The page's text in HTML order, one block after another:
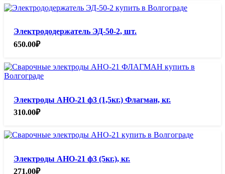
Электрододержатель ЭД-50-2, шт.
650.00₽
Электроды АНО-21 ф3 (1,5кг.) Флагман, кг.
310.00₽
Электроды АНО-21 ф3 (5кг.), кг.
271.00₽